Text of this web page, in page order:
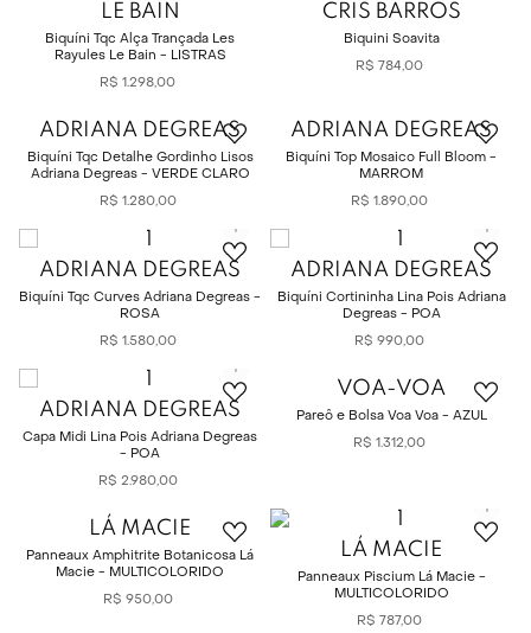
LE BAIN
Biquíni Tqc Alça Trançada Les
Rayules Le Bain - LISTRAS
R$ 1.298,00
CRIS BARROS
Biquini Soavita
R$ 784,00
ADRIANA DEGREAS
Biquíni Tqc Detalhe Gordinho Lisos
Adriana Degreas - VERDE CLARO
R$ 1.280,00
ADRIANA DEGREAS
Biquíni Top Mosaico Full Bloom -
MARROM
R$ 1.890,00
ADRIANA DEGREAS
Biquíni Tqc Curves Adriana Degreas -
ROSA
R$ 1.580,00
ADRIANA DEGREAS
Biquíni Cortininha Lina Pois Adriana
Degreas - POA
R$ 990,00
ADRIANA DEGREAS
Capa Midi Lina Pois Adriana Degreas
- POA
R$ 2.980,00
VOA-VOA
Pareô e Bolsa Voa Voa - AZUL
R$ 1.312,00
LÁ MACIE
Panneaux Amphitrite Botanicosa Lá
Macie - MULTICOLORIDO
R$ 950,00
LÁ MACIE
Panneaux Piscium Lá Macie -
MULTICOLORIDO
R$ 787,00